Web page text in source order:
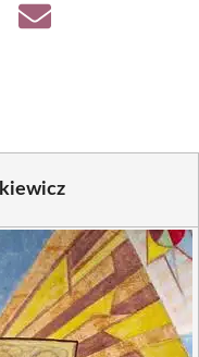
Share